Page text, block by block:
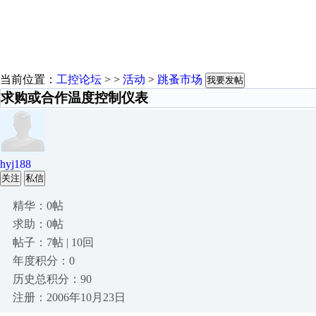
当前位置： 工控论坛 > > 活动 > 跳蚤市场 我要发帖
求购或合作温度控制仪表
hyj188
关注 私信
精华：0帖
求助：0帖
帖子：7帖 | 10回
年度积分：0
历史总积分：90
注册：2006年10月23日